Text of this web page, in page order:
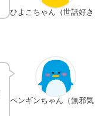
ひよこちゃん（世話好き
ペンギンちゃん（無邪気